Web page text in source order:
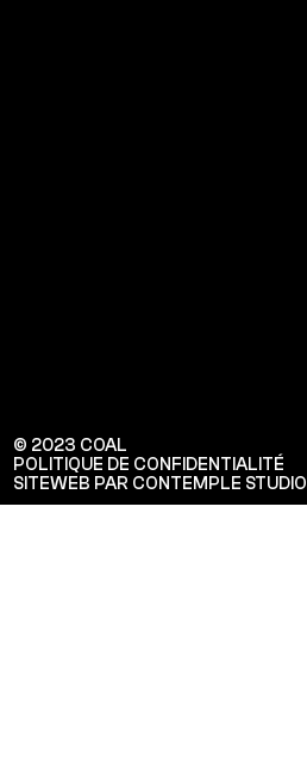
© 2023 COAL
POLITIQUE DE CONFIDENTIALITÉ
SITEWEB PAR CONTEMPLE STUDIO